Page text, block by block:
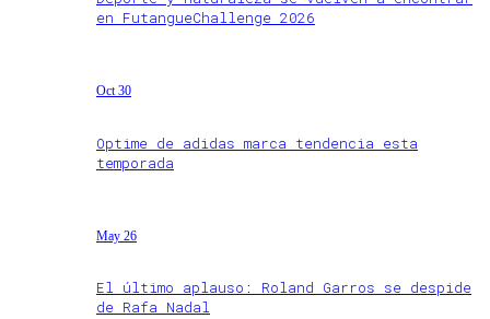
en FutangueChallenge 2026
Oct 30
Optime de adidas marca tendencia esta
temporada
May 26
El último aplauso: Roland Garros se despide
de Rafa Nadal